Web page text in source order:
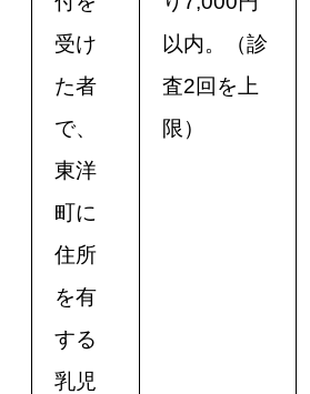
受け
た者
で、
東洋
町に
住所
を有
する
乳児
以内。（診
査2回を上
限）